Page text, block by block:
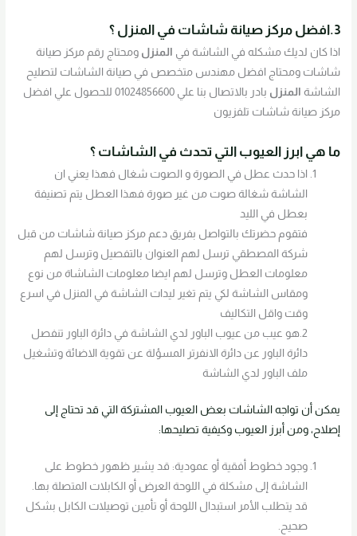
3.افضل مركز صيانة شاشات في المنزل ؟
اذا كان لديك مشكله في الشاشة في المنزلومحتاج رقم مركز صيانة
شاشات ومحتاج افضل مهندس متخصص في صيانة الشاشات لتصليح
الشاشة المنزل
بادر بالاتصال بنا علي 01024856600 للحصول علي افضل
مركز صيانة شاشات تلفزيون
ما هي ابرز العيوب التي تحدث في الشاشات ؟
اذا حدث عطل في الصورة و الصوت شغال فهذا يعني ان
الشاشة شغالة صوت من غير صورة فهذا العطل يتم تصنيفة
بعطل في الليد
فتقوم حضرتك بالتواصل بفريق دعم مركز صيانة شاشات من قبل
شركة المصطقي ترسل لهم العنوان بالتفصيل وترسل لهم
معلومات العطل وترسل لهم ايضا معلومات الشاشاة من نوع
ومقاس الشاشة لكي يتم تغير ليدات الشاشة في المنزل في اسرع
وقت واقل التكاليف
2.هو عيب من عيوب الباور لدي الشاشة في دائرة الباور تنفصل
دائرة الباور عن دائرة الانفرتر المسؤلة عن تقوية الاضائة وتشغيل
ملف الباور لدي الشاشة
يمكن أن تواجه الشاشات بعض العيوب المشتركة التي قد تحتاج إلى
إصلاح، ومن أبرز العيوب وكيفية تصليحها:
وجود خطوط أفقية أو عمودية: قد يشير ظهور خطوط على
الشاشة إلى مشكلة في اللوحة العرض أو الكابلات المتصلة بها.
قد يتطلب الأمر استبدال اللوحة أو تأمين توصيلات الكابل بشكل
صحيح.